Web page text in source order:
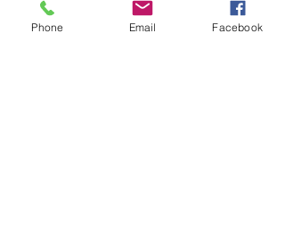
Phone Email Facebook